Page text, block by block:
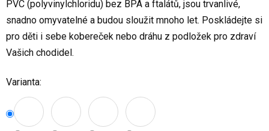
z
5
hvězdiček.
PVC (polyvinylchloridu) bez BPA a ftalátů, jsou trvanlivé,
snadno omyvatelné a budou sloužit mnoho let. Poskládejte si
pro děti i sebe kobereček nebo dráhu z podložek pro zdraví
Vašich chodidel.
Varianta: